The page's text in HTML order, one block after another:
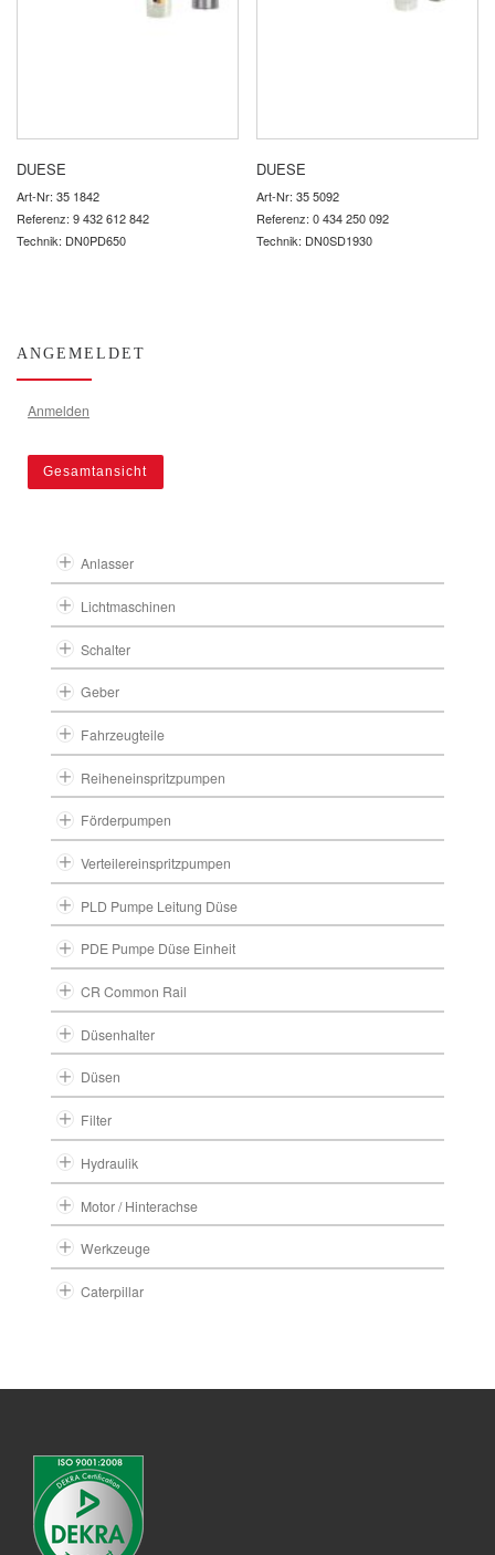
DUESE
Art-Nr: 35 1842
Referenz: 9 432 612 842
Technik: DN0PD650
DUESE
Art-Nr: 35 5092
Referenz: 0 434 250 092
Technik: DN0SD1930
ANGEMELDET
Anmelden
Gesamtansicht
Anlasser
Lichtmaschinen
Schalter
Geber
Fahrzeugteile
Reiheneinspritzpumpen
Förderpumpen
Verteilereinspritzpumpen
PLD Pumpe Leitung Düse
PDE Pumpe Düse Einheit
CR Common Rail
Düsenhalter
Düsen
Filter
Hydraulik
Motor / Hinterachse
Werkzeuge
Caterpillar